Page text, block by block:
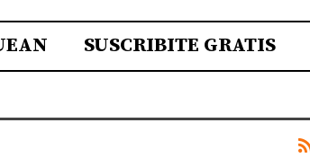
SUSCRIBITE GRATIS